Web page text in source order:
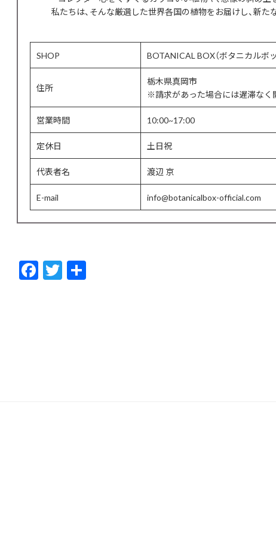
私たちは、そんな厳選した世界各国の植物をお届けし、新た
SHOP BOTANICAL BOX（ボタニカルボッ
住所
栃木県真岡市
※請求があった場合には遅滞なく
営業時間 10:00~17:00
定休日 土日祝
代表者名 渡辺 京
E-mail info@botanicalbox-official.com
F
ac
T
w